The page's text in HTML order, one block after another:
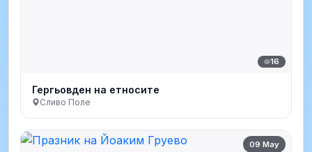
16
Гергьовден на етносите
Сливо Поле
09 May